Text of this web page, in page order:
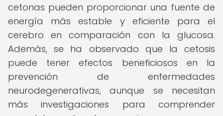
cetonas pueden proporcionar una fuente de
energía más estable y eficiente para el
cerebro en comparación con la glucosa.
Además, se ha observado que la cetosis
puede tener efectos beneficiosos en la
prevención de enfermedades
neurodegenerativas, aunque se necesitan
más investigaciones para comprender